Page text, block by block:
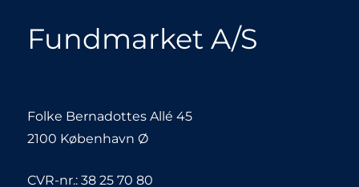
Fundmarket A/S
Folke Bernadottes Allé 45
2100 København Ø
CVR-nr.: 38 25 70 80